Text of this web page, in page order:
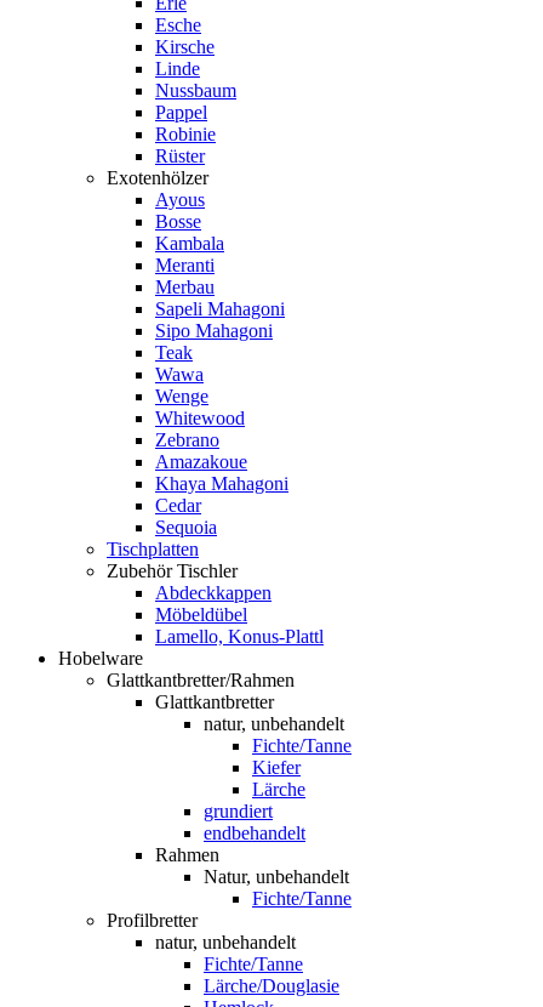
Esche
Kirsche
Linde
Nussbaum
Pappel
Robinie
Rüster
Exotenhölzer
Ayous
Bosse
Kambala
Meranti
Merbau
Sapeli Mahagoni
Sipo Mahagoni
Teak
Wawa
Wenge
Whitewood
Zebrano
Amazakoue
Khaya Mahagoni
Cedar
Sequoia
Tischplatten
Zubehör Tischler
Abdeckkappen
Möbeldübel
Lamello, Konus-Plattl
Hobelware
Glattkantbretter/Rahmen
Glattkantbretter
natur, unbehandelt
Fichte/Tanne
Kiefer
Lärche
grundiert
endbehandelt
Rahmen
Natur, unbehandelt
Fichte/Tanne
Profilbretter
natur, unbehandelt
Fichte/Tanne
Lärche/Douglasie